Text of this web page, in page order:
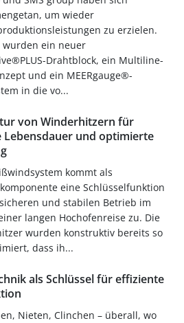
um wieder
zu erzielen.
wurden ein neuer
Drahtblock, ein Multiline-
und ein MEERgauge®-
in die vo...
von Winderhitzern für
Lebensdauer und optimierte
kommt als
eine Schlüsselfunktion
und stabilen Betrieb im
langen Hochofenreise zu. Die
wurden konstruktiv bereits so
dass ih...
als Schlüssel für effiziente
Nieten, Clinchen – überall, wo